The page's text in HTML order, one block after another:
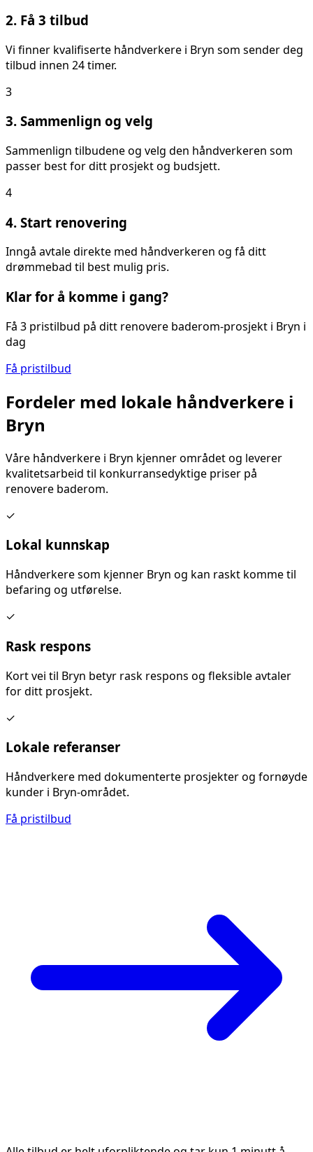
2. Få 3 tilbud
Vi finner kvalifiserte håndverkere i Bryn som sender deg
tilbud innen 24 timer.
3
3. Sammenlign og velg
Sammenlign tilbudene og velg den håndverkeren som
passer best for ditt prosjekt og budsjett.
4
4. Start renovering
Inngå avtale direkte med håndverkeren og få ditt
drømmebad til best mulig pris.
Klar for å komme i gang?
Få 3 pristilbud på ditt renovere baderom-prosjekt i Bryn i
dag
Få pristilbud
Fordeler med lokale håndverkere i
Bryn
Våre håndverkere i Bryn kjenner området og leverer
kvalitetsarbeid til konkurransedyktige priser på
renovere baderom.
✓
Lokal kunnskap
Håndverkere som kjenner Bryn og kan raskt komme til
befaring og utførelse.
✓
Rask respons
Kort vei til Bryn betyr rask respons og fleksible avtaler
for ditt prosjekt.
✓
Lokale referanser
Håndverkere med dokumenterte prosjekter og fornøyde
kunder i Bryn-området.
Få pristilbud